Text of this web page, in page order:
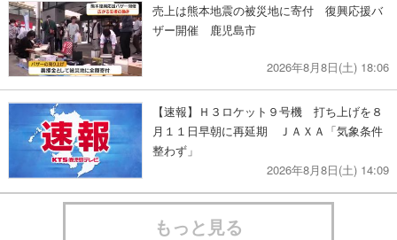
売上は熊本地震の被災地に寄付 復興応援バ
ザー開催 鹿児島市
2026年8月8日(土) 18:06
【速報】Ｈ３ロケット９号機 打ち上げを８
月１１日早朝に再延期 ＪＡＸＡ「気象条件
整わず」
2026年8月8日(土) 14:09
もっと見る